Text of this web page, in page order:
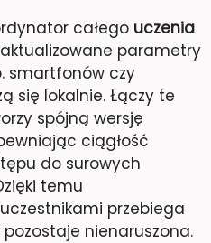
całego uczenia
parametry
smartfonów czy
się lokalnie. Łączy te
spójną wersję
ciągłość
do surowych
temu
przebiega
nienaruszona.